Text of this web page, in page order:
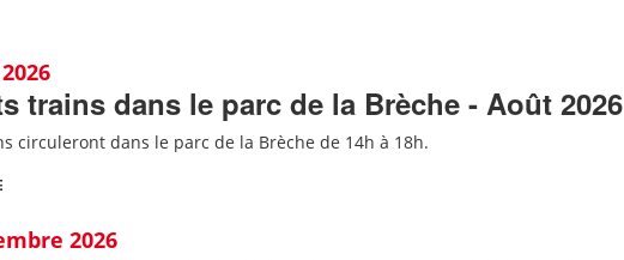
trains dans le parc de la Brèche - Août 2026
circuleront dans le parc de la Brèche de 14h à 18h.
2026